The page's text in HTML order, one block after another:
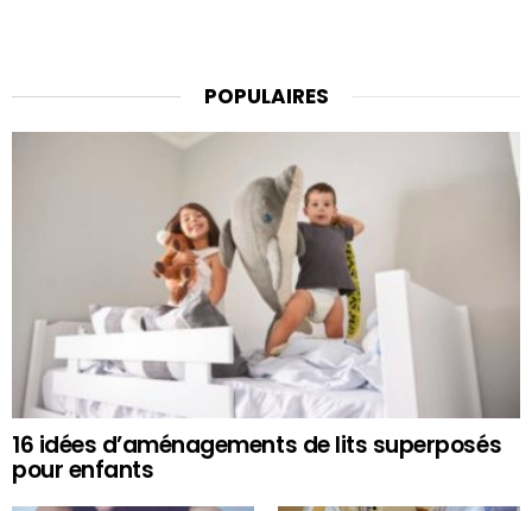
POPULAIRES
16 idées d’aménagements de lits superposés
pour enfants